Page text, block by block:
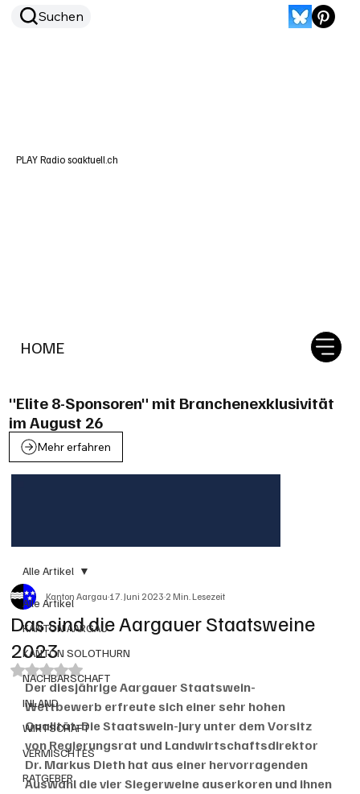
HOME
Suchen
PLAY Radio soaktuell.ch
"Elite 8-Sponsoren" mit Branchenexklusivität
im August 26
Mehr erfahren
Alle Artikel
KANTON AARGAU
KANTON SOLOTHURN
NACHBARSCHAFT
INLAND
WIRTSCHAFT
VERMISCHTES
RATGEBER
Alle Artikel
Das sind die Aargauer Staatsweine
2023
Kanton Aargau17. Juni 20232 Min. Lesezeit
Mit NaN von 5 Sternen bewertet.
Der diesjährige Aargauer Staatswein-
Wettbewerb erfreute sich einer sehr hohen
Qualität: Die Staatswein-Jury unter dem Vorsitz
von Regierungsrat und Landwirtschaftsdirektor
Dr. Markus Dieth hat aus einer hervorragenden
Auswahl die vier Siegerweine auserkoren und ihnen